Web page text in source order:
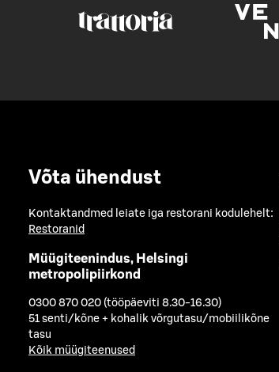
Võta ühendust
Kontaktandmed leiate iga restorani kodulehelt:
Restoranid
Müügiteenindus, Helsingi
metropolipiirkond
0300 870 020 (tööpäeviti 8.30-16.30)
51 senti/kõne + kohalik võrgutasu/mobiilikõne
tasu
Kõik müügiteenused